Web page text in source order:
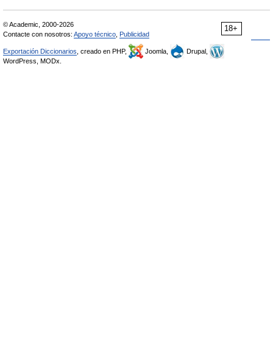
18+
© Academic, 2000-2026
Contacte con nosotros: Apoyo técnico Publicidad
Exportación Diccionarios , creado en PHP, Joomla,
Drupal,
WordPress, MODx.